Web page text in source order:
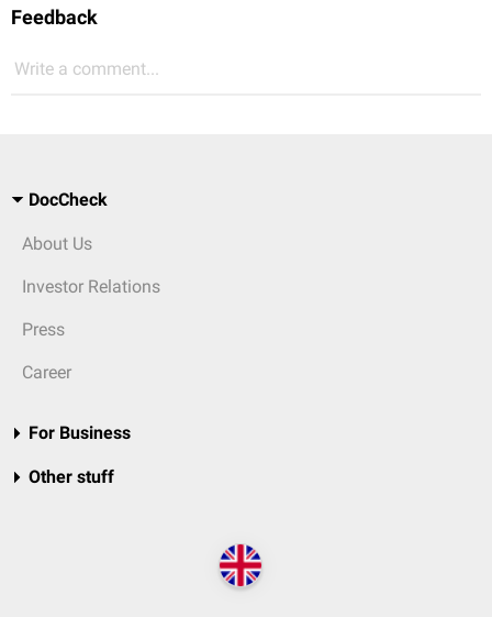
Feedback
Write a comment...
DocCheck
About Us
Investor Relations
Press
Career
For Business
Other stuff